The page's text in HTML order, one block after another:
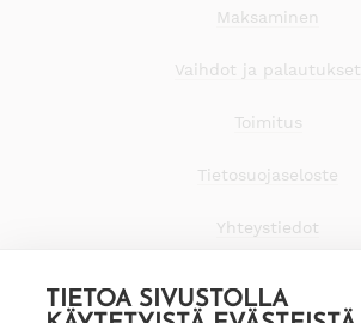
TIETOA SIVUSTOLLA
Maksaminen
Vaihdot ja palautukset
Toimitus
Tietosuojaseloste
Yhteystiedot